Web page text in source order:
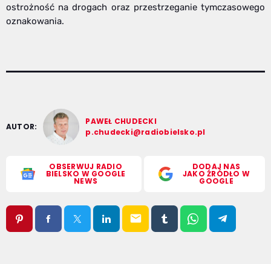
ostrożność na drogach oraz przestrzeganie tymczasowego
oznakowania.
AUTOR:
PAWEŁ CHUDECKI
p.chudecki@radiobielsko.pl
OBSERWUJ RADIO
BIELSKO W GOOGLE
NEWS
DODAJ NAS
JAKO ŹRÓDŁO W
GOOGLE
email